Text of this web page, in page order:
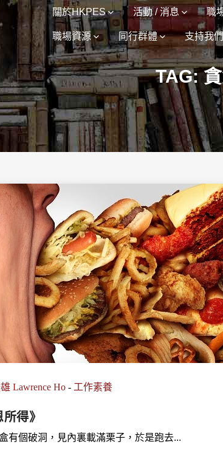
關於HKPES 活動 / 消息 職
職場資源 同行群體 支持我
TAG:
Lawrence Ho - 工作素養
得》
有個破洞，見內裏載滿栗子，於是跑去...